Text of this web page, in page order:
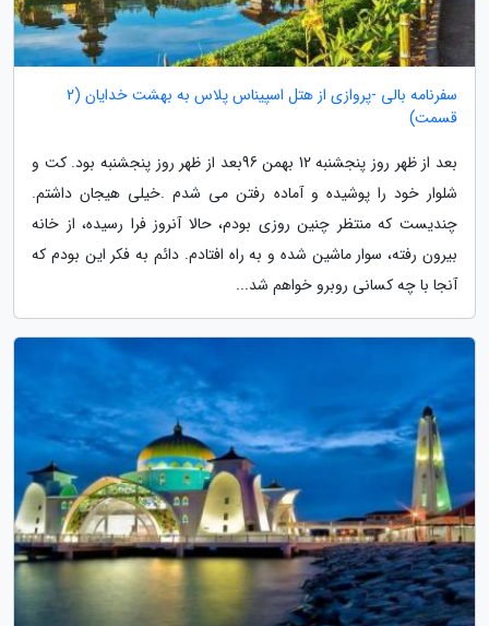
سفرنامه بالی -پروازی از هتل اسپیناس پلاس به بهشت خدایان (2
قسمت)
بعد از ظهر روز پنجشنبه 12 بهمن 96بعد از ظهر روز پنجشنبه بود. کت و
شلوار خود را پوشیده و آماده رفتن می شدم .خیلی هیجان داشتم.
چندیست که منتظر چنین روزی بودم، حالا آنروز فرا رسیده، از خانه
بیرون رفته، سوار ماشین شده و به راه افتادم. دائم به فکر این بودم که
آنجا با چه کسانی روبرو خواهم شد...